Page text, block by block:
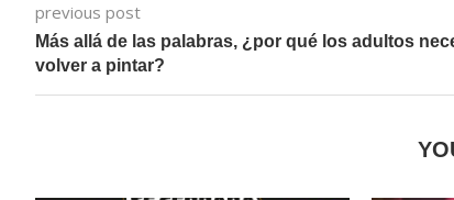
previous post
Más allá de las palabras, ¿por qué los adultos
volver a pintar?